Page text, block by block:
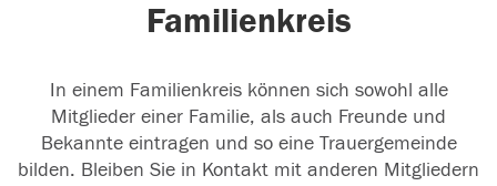
Familienkreis
In einem Familienkreis können sich sowohl alle
Mitglieder einer Familie, als auch Freunde und
Bekannte eintragen und so eine Trauergemeinde
bilden. Bleiben Sie in Kontakt mit anderen Mitgliedern